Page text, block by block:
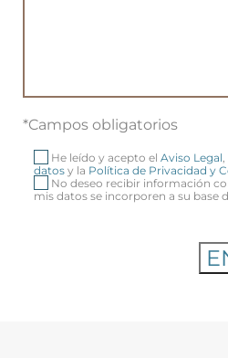
*Campos obligatorios
He leído y acepto el Aviso Legal,
datos y la Política de Privacidad y
No deseo recibir información
mis datos se incorporen a su base